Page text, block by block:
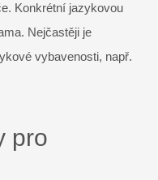
Konkrétní jazykovou
Nejčastěji je
vybavenosti, např.
pro